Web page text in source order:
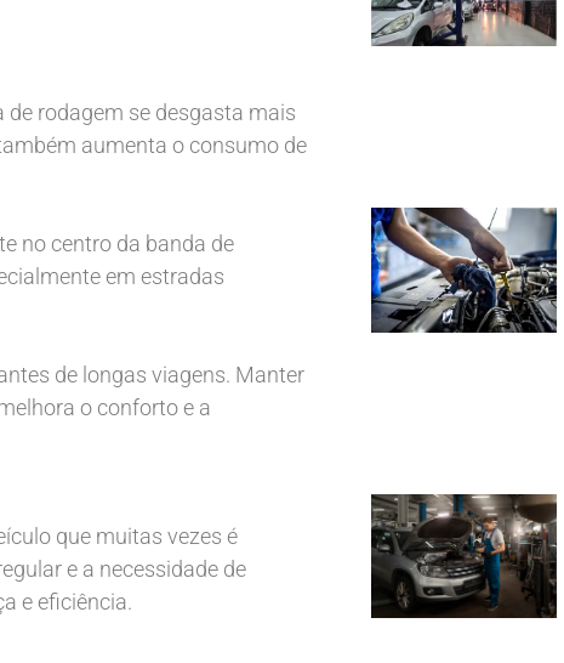
de rodagem se desgasta mais
aumenta o consumo de
no centro da banda de
em estradas
de longas viagens. Manter
o conforto e a
que muitas vezes é
e a necessidade de
e eficiência.